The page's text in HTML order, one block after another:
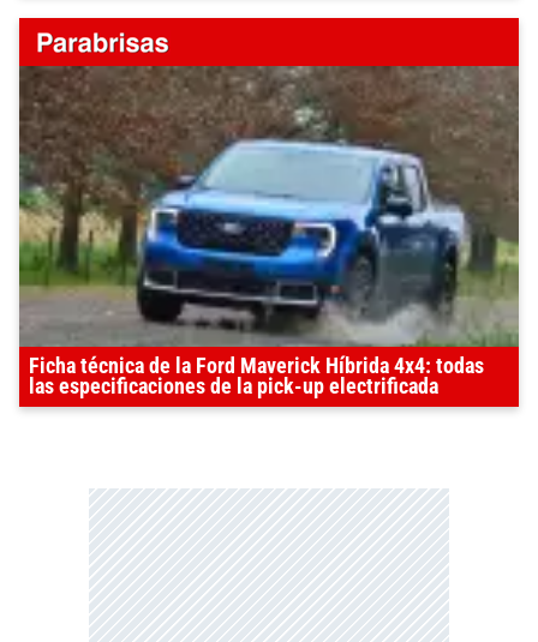
Ficha técnica de la Ford Maverick Híbrida 4x4: todas
las especificaciones de la pick-up electrificada